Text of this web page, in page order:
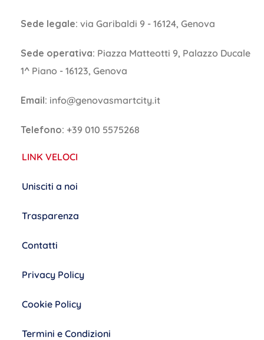
Sede legale: via Garibaldi 9 - 16124, Genova
Sede operativa: Piazza Matteotti 9, Palazzo Ducale
1^ Piano - 16123, Genova
Email: info@genovasmartcity.it
Telefono: +39 010 5575268
LINK VELOCI
Unisciti a noi
Trasparenza
Contatti
Privacy Policy
Cookie Policy
Termini e Condizioni